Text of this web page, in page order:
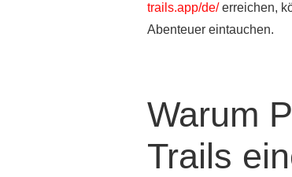
trails.app/de/erreichen,
Abenteuer eintauchen.
Warum
Trails